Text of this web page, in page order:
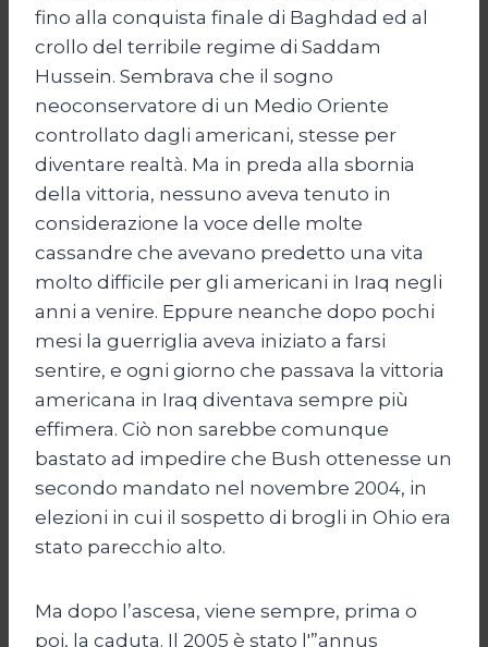
fino alla conquista finale di Baghdad ed al
crollo del terribile regime di Saddam
Hussein. Sembrava che il sogno
neoconservatore di un Medio Oriente
controllato dagli americani, stesse per
diventare realtà. Ma in preda alla sbornia
della vittoria, nessuno aveva tenuto in
considerazione la voce delle molte
cassandre che avevano predetto una vita
molto difficile per gli americani in Iraq negli
anni a venire. Eppure neanche dopo pochi
mesi la guerriglia aveva iniziato a farsi
sentire, e ogni giorno che passava la vittoria
americana in Iraq diventava sempre più
effimera. Ciò non sarebbe comunque
bastato ad impedire che Bush ottenesse un
secondo mandato nel novembre 2004, in
elezioni in cui il sospetto di brogli in Ohio era
stato parecchio alto.
Ma dopo l’ascesa, viene sempre, prima o
poi, la caduta. Il 2005 è stato l'”annus